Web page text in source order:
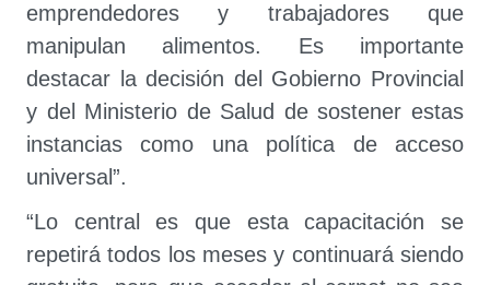
emprendedores y trabajadores que
manipulan alimentos. Es importante
destacar la decisión del Gobierno Provincial
y del Ministerio de Salud de sostener estas
instancias como una política de acceso
universal”.
“Lo central es que esta capacitación se
repetirá todos los meses y continuará siendo